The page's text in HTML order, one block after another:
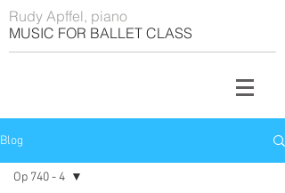
Rudy Apffel, piano
MUSIC FOR BALLET CLASS
Blog
Op 740 - 4